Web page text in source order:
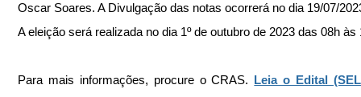
Oscar Soares. A Divulgação das notas ocorrerá no dia 19/07/
A eleição será realizada no dia 1º de outubro de 2023 das 08h às
Para mais informações, procure o CRAS. Leia o Edital